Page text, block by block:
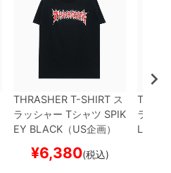
THRASHER T-SHIRT ス
ラッシャー Tシャツ SPIK
EY BLACK（US企画）
¥6,380(税込)
ラッシ